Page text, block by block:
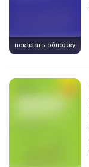
показать обложку